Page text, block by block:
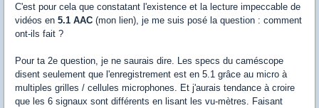
C'est pour cela que constatant l'existence et la lecture impeccable de
vidéos en 5.1 AAC (mon lien), je me suis posé la question : comment
ont-ils fait ?
Pour ta 2e question, je ne saurais dire. Les specs du caméscope
disent seulement que l'enregistrement est en 5.1 grâce au micro à
multiples grilles / cellules microphones. Et j'aurais tendance à croire
que les 6 signaux sont différents en lisant les vu-mètres. Faisant